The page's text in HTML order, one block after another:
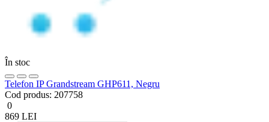
În stoc
Telefon IP Grandstream GHP611, Negru
Cod produs: 207758
0
869 LEI